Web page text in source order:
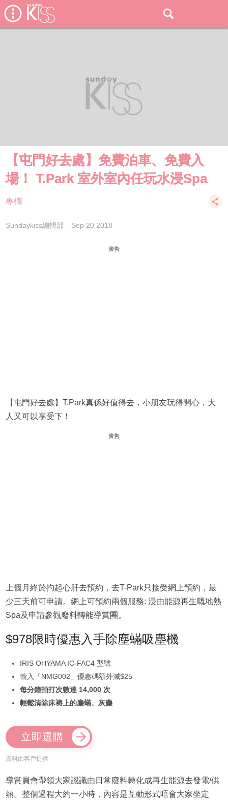
【屯門好去處】免費泊車、免費入
場！ T.Park 室外室內任玩水浸Spa
專欄
Sundaykiss編輯部 Sep 20 2018
廣告
【屯門好去處】T.Park真係好值得去，小朋友玩得開心，大
人又可以享受下！
廣告
上個月終於扚起心肝去預約，去T-Park只接受網上預約，最
少三天前可申請。網上可預約兩個服務: 浸由能源再生嘅地熱
Spa及申請參觀廢料轉能導賞團。
$978限時優惠入手除塵蟎吸塵機
IRIS OHYAMA IC-FAC4 型號
輸入「NMG002」優惠碼額外減$25
每分鐘拍打次數達 14,000 次
輕鬆清除床褥上的塵蟎、灰塵
立即選購
資料由客戶提供
導賞員會帶領大家認識由日常廢料轉化成再生能源去發電/供
熱。整個過程大約一小時，內容是互動形式唔會大家坐定